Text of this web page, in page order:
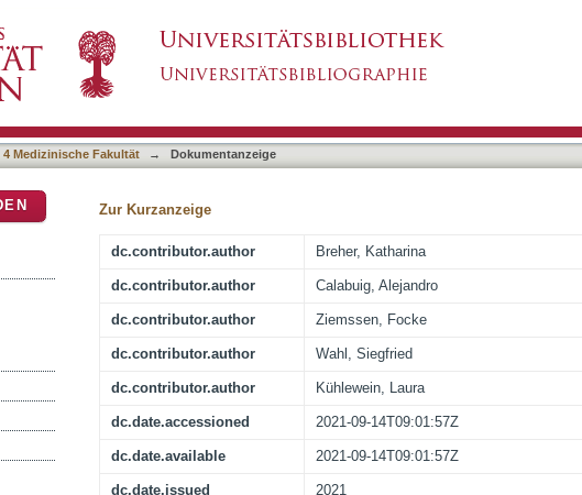
for Estimating Retinal Shape: Peripheral
4 Medizinische Fakultät → Dokumentanzeige
Zur Kurzanzeige
dc.contributor.author Breher, Katharina
dc.contributor.author Calabuig, Alejandro
dc.contributor.author Ziemssen, Focke
dc.contributor.author Wahl, Siegfried
dc.contributor.author Kühlewein, Laura
dc.date.accessioned 2021-09-14T09:01:57Z
dc.date.available 2021-09-14T09:01:57Z
dc.date.issued 2021